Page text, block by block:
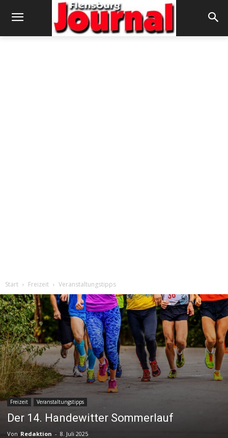
Start Freizeit Veranstaltungstipps
Freizeit Veranstaltungstipps
Der 14. Handewitter Sommerlauf
Von Redaktion - 8. Juli 2025